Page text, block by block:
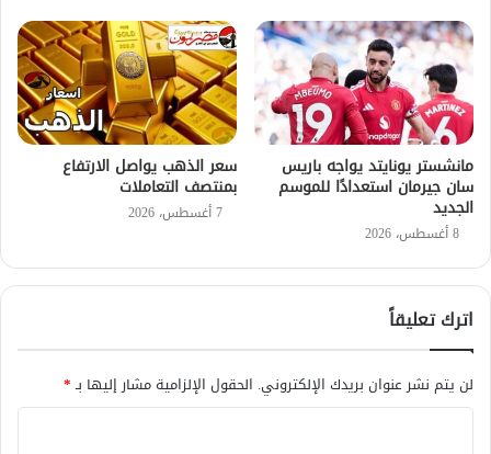
مانشستر يونايتد يواجه باريس
سان جيرمان استعدادًا للموسم
الجديد
8 أغسطس، 2026
سعر الذهب يواصل الارتفاع
بمنتصف التعاملات
7 أغسطس، 2026
اترك تعليقاً
لن يتم نشر عنوان بريدك الإلكتروني. الحقول الإلزامية مشار إليها بـ*